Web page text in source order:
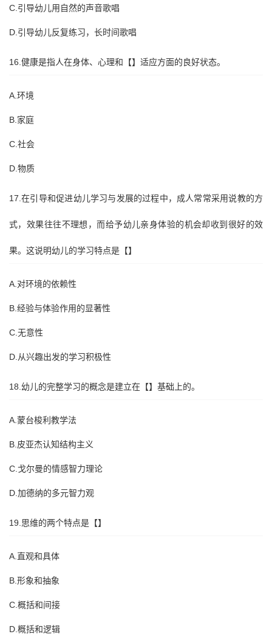
C.引导幼儿用自然的声音歌唱
D.引导幼儿反复练习，长时间歌唱
16.健康是指人在身体、心理和【】适应方面的良好状态。
A.环境
B.家庭
C.社会
D.物质
17.在引导和促进幼儿学习与发展的过程中，成人常常采用说教的方
式，效果往往不理想，而给予幼儿亲身体验的机会却收到很好的效
果。这说明幼儿的学习特点是【】
A.对环境的依赖性
B.经验与体验作用的显著性
C.无意性
D.从兴趣出发的学习积极性
18.幼儿的完整学习的概念是建立在【】基础上的。
A.蒙台梭利教学法
B.皮亚杰认知结构主义
C.戈尔曼的情感智力理论
D.加德纳的多元智力观
19.思维的两个特点是【】
A.直观和具体
B.形象和抽象
C.概括和间接
D.概括和逻辑